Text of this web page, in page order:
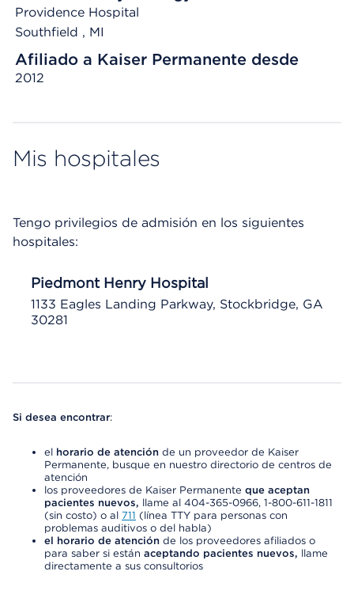
Providence Hospital
Southfield , MI
Afiliado a Kaiser Permanente desde
2012
Mis hospitales
Tengo privilegios de admisión en los siguientes
hospitales:
Piedmont Henry Hospital
1133 Eagles Landing Parkway, Stockbridge, GA
30281
Si desea encontrar:
el horario de atención de un proveedor de Kaiser
Permanente, busque en nuestro directorio de centros de
atención
los proveedores de Kaiser Permanente que aceptan
pacientes nuevos, llame al 404-365-0966, 1-800-611-1811
(sin costo) o al 711 (línea TTY para personas con
problemas auditivos o del habla)
el horario de atención de los proveedores afiliados o
para saber si están aceptando pacientes nuevos, llame
directamente a sus consultorios